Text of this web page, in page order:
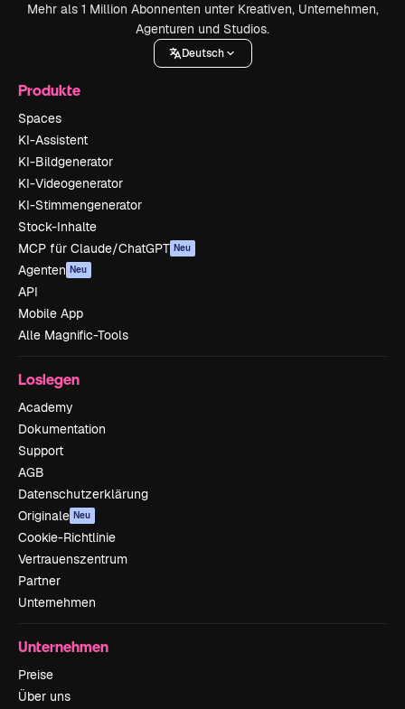
Mehr als 1 Million Abonnenten unter Kreativen, Unternehmen,
Agenturen und Studios.
Deutsch
Produkte
Spaces
KI-Assistent
KI-Bildgenerator
KI-Videogenerator
KI-Stimmengenerator
Stock-Inhalte
MCP für Claude/ChatGPT Neu
Agenten Neu
API
Mobile App
Alle Magnific-Tools
Loslegen
Academy
Dokumentation
Support
AGB
Datenschutzerklärung
Originale Neu
Cookie-Richtlinie
Vertrauenszentrum
Partner
Unternehmen
Unternehmen
Preise
Über uns